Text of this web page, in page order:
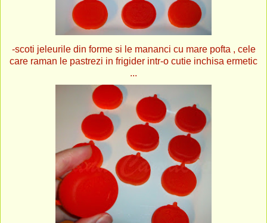
-scoti jeleurile din forme si le mananci cu mare pofta , cele
care raman le pastrezi in frigider intr-o cutie inchisa ermetic
...